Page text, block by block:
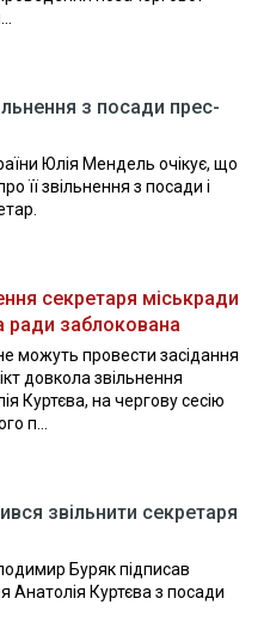
з посади прес-
Юлія Мендель очікує, що
її звільнення з посади і
секретаря міськради
ради заблокована
можуть провести засідання
довкола звільнення
Куртєва, на чергову сесію
п...
звільнити секретаря
Буряк підписав
Анатолія Куртєва з посади